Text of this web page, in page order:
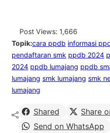
Post Views: 1,666
Topik:cara ppdb informasi
pendaftaran smk ppdb 2024
2024 ppdb lumajang ppdb
lumajang smk lumajang smk
lumajang
Shared Share
Send on WhatsApp